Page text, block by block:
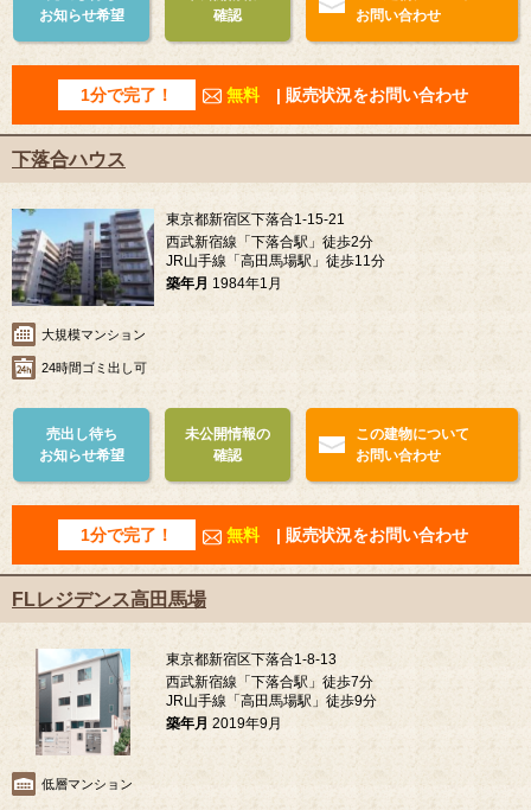
お知らせ希望
確認
お問い合わせ
1分で完了！ 無料 | 販売状況をお問い合わせ
下落合ハウス
東京都新宿区下落合1-15-21
西武新宿線「下落合駅」徒歩2分
JR山手線「高田馬場駅」徒歩11分
築年月 1984年1月
大規模マンション
24時間ゴミ出し可
売出し待ち
お知らせ希望
未公開情報の
確認
この建物について
お問い合わせ
1分で完了！ 無料 | 販売状況をお問い合わせ
FLレジデンス高田馬場
東京都新宿区下落合1-8-13
西武新宿線「下落合駅」徒歩7分
JR山手線「高田馬場駅」徒歩9分
築年月 2019年9月
低層マンション